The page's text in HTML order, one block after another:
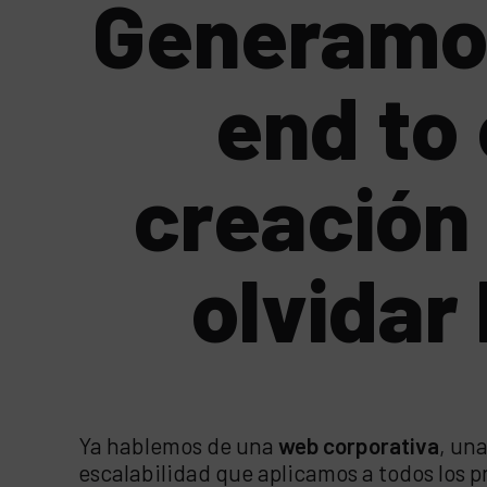
end to
olvidar
Ya hablemos de una web corporativa,
escalabilidad que aplicamos a todos los